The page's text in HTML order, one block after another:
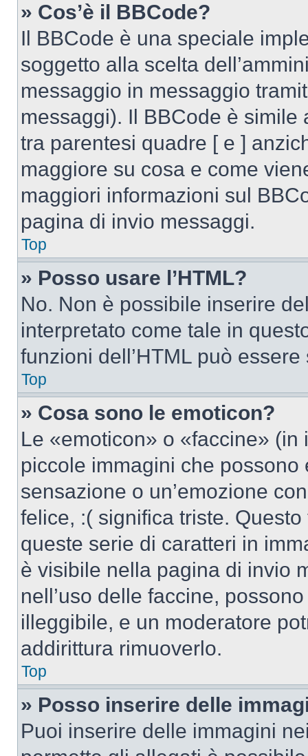
» Cos’è il BBCode?
Il BBCode è una speciale
soggetto alla scelta
messaggio in messaggio
messaggi). Il BBCode è simile
tra parentesi quadre [ e ]
maggiore su cosa e come
maggiori informazioni sul
pagina di invio messaggi.
Top
» Posso usare l’HTML?
No. Non è possibile inserire
interpretato come tale in
funzioni dell’HTML può
Top
» Cosa sono le emoticon?
Le «emoticon» o «faccine»
piccole immagini che
sensazione o un’emozione
felice, :( significa triste.
queste serie di caratteri in
è visibile nella pagina di invio
nell’uso delle faccine,
illeggibile, e un moderatore
addirittura rimuoverlo.
Top
» Posso inserire delle
Puoi inserire delle immagini